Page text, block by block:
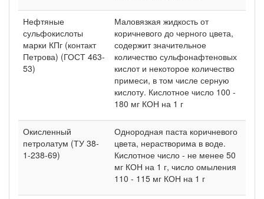
Нефтяные
сульфокислоты
марки КПг (контакт
Петрова) (ГОСТ 463-
53)
Маловязкая жидкость от
коричневого до черного цвета,
содержит значительное
количество сульфонафтеновых
кислот и некоторое количество
примеси, в том числе серную
кислоту. Кислотное число 100 -
180 мг КОН на 1 г
Окисленный
петролатум (ТУ 38-
1-238-69)
Однородная паста коричневого
цвета, нерастворима в воде.
Кислотное число - не менее 50
мг КОН на 1 г, число омыления
110 - 115 мг КОН на 1 г